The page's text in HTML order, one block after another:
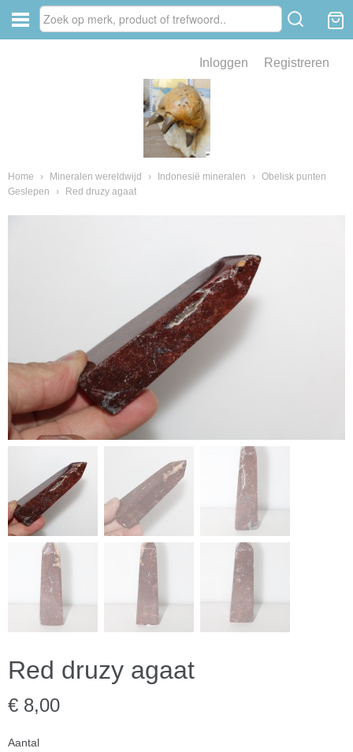
Inloggen Registreren
Home › Mineralen wereldwijd › Indonesië mineralen › Obelisk punten
Geslepen
› Red druzy agaat
Red druzy agaat
€ 8,00
Aantal
van fossielen en mineralen